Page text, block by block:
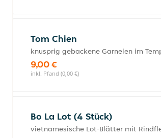
Tom Chien
knusprig gebackene Garnelen im
9,00 €
inkl. Pfand (0,00 €)
Bo La Lot (4 Stück)
vietnamesische Lot-Blätter mit